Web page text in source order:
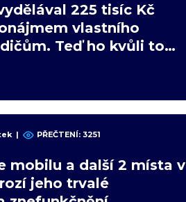
225 tisíc Kč
vlastního
Teď ho kvůli tomu
| PŘEČTENÍ: 3251
mobilu a další 2 místa v
jeho trvalé